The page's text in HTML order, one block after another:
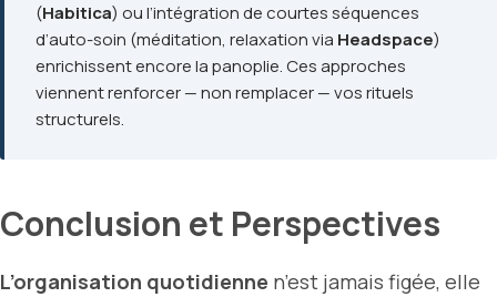
(Habitica) ou l’intégration de courtes séquences
d’auto-soin (méditation, relaxation via Headspace)
enrichissent encore la panoplie. Ces approches
viennent renforcer — non remplacer — vos rituels
structurels.
Conclusion et Perspectives
L’organisation quotidienne n’est jamais figée, elle